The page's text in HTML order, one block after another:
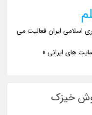
اسلامی ایران فعالیت می
های ایرانی »